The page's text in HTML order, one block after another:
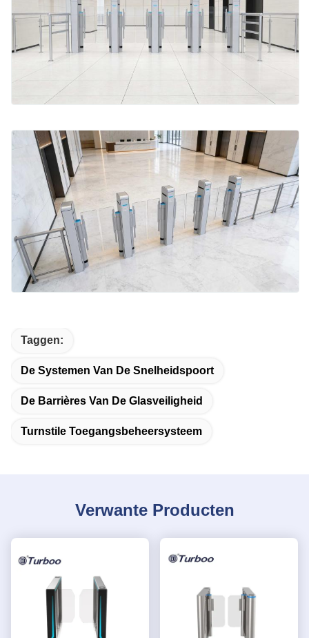
Taggen:
De Systemen Van De Snelheidspoort
De Barrières Van De Glasveiligheid
Turnstile Toegangsbeheersysteem
Verwante Producten